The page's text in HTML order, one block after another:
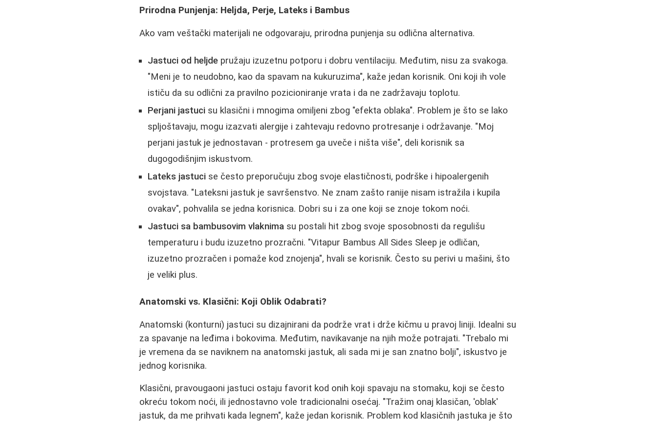
Prirodna Punjenja: Heljda, Perje, Lateks i Bambus
Ako vam veštački materijali ne odgovaraju, prirodna punjenja su odlična alternativa.
Jastuci od heljde pružaju izuzetnu potporu i dobru ventilaciju. Međutim, nisu za svakoga.
"Meni je to neudobno, kao da spavam na kukuruzima", kaže jedan korisnik. Oni koji ih vole
ističu da su odlični za pravilno pozicioniranje vrata i da ne zadržavaju toplotu.
Perjani jastuci su klasični i mnogima omiljeni zbog "efekta oblaka". Problem je što se lako
spljoštavaju, mogu izazvati alergije i zahtevaju redovno protresanje i održavanje. "Moj
perjani jastuk je jednostavan - protresem ga uveče i ništa više", deli korisnik sa
dugogodišnjim iskustvom.
Lateks jastuci se često preporučuju zbog svoje elastičnosti, podrške i hipoalergenih
svojstava. "Lateksni jastuk je savršenstvo. Ne znam zašto ranije nisam istražila i kupila
ovakav", pohvalila se jedna korisnica. Dobri su i za one koji se znoje tokom noći.
Jastuci sa bambusovim vlaknima su postali hit zbog svoje sposobnosti da regulišu
temperaturu i budu izuzetno prozračni. "Vitapur Bambus All Sides Sleep je odličan,
izuzetno prozračen i pomaže kod znojenja", hvali se korisnik. Često su perivi u mašini, što
je veliki plus.
Anatomski vs. Klasični: Koji Oblik Odabrati?
Anatomski (konturni) jastuci su dizajnirani da podrže vrat i drže kičmu u pravoj liniji. Idealni su
za spavanje na leđima i bokovima. Međutim, navikavanje na njih može potrajati. "Trebalo mi
je vremena da se naviknem na anatomski jastuk, ali sada mi je san znatno bolji", iskustvo je
jednog korisnika.
Klasični, pravougaoni jastuci ostaju favorit kod onih koji spavaju na stomaku, koji se često
okreću tokom noći, ili jednostavno vole tradicionalni osećaj. "Tražim onaj klasičan, 'oblak'
jastuk, da me prihvati kada legnem", kaže jedan korisnik. Problem kod klasičnih jastuka je što